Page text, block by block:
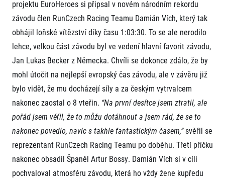
Masáže
Titulární partneři
projektu EuroHeroes si připsal v novém národním rekordu
závodu člen RunCzech Racing Teamu Damián Vích, který tak
obhájil loňské vítězství díky času 1:03:30. To se ale nerodilo
lehce, velkou část závodu byl ve vedení hlavní favorit závodu,
Jan Lukas Becker z Německa. Chvíli se dokonce zdálo, že by
mohl útočit na nejlepší evropský čas závodu, ale v závěru již
bylo vidět, že mu docházejí síly a za českým vytrvalcem
nakonec zaostal o 8 vteřin. “Na první desítce jsem ztratil, ale
pořád jsem věřil, že to můžu dotáhnout a jsem rád, že se to
nakonec povedlo, navíc s takhle fantastickým časem,”svěřil se
reprezentant RunCzech Racing Teamu po doběhu. Třetí příčku
nakonec obsadil Španěl Artur Bossy. Damián Vích si v cíli
pochvaloval atmosféru závodu, která ho vždy žene kupředu